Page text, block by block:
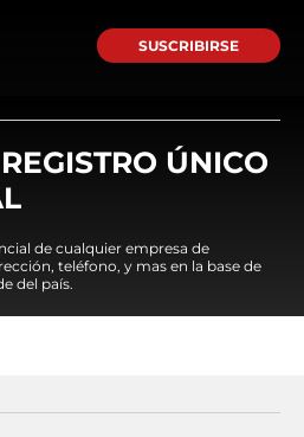
SUSCRIBIRSE
ÚNICO
de cualquier empresa de
teléfono, y mas en la base de
del país.